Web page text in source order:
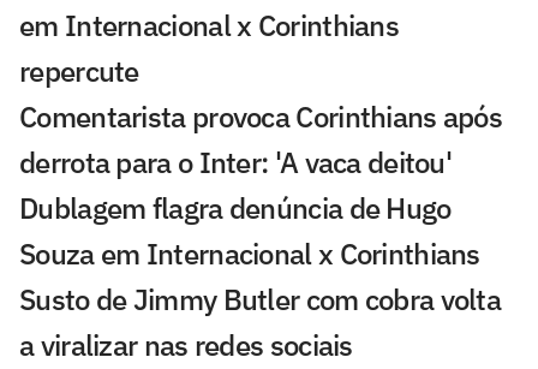
em Internacional x Corinthians
repercute
Comentarista provoca Corinthians após
derrota para o Inter: 'A vaca deitou'
Dublagem flagra denúncia de Hugo
Souza em Internacional x Corinthians
Susto de Jimmy Butler com cobra volta
a viralizar nas redes sociais